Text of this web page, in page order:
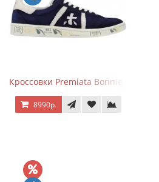
Кроссовки Premiata Bonnie Blue
8990р.